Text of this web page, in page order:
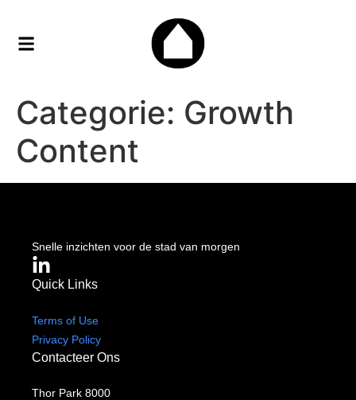
Categorie: Growth
Content
Snelle inzichten voor de stad van morgen
Quick Links
Terms of Use
Privacy Policy
Contacteer Ons
Thor Park 8000